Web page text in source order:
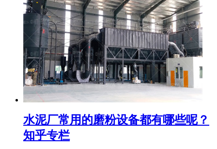
水泥厂常用的磨粉设备都有哪些呢？
知乎专栏